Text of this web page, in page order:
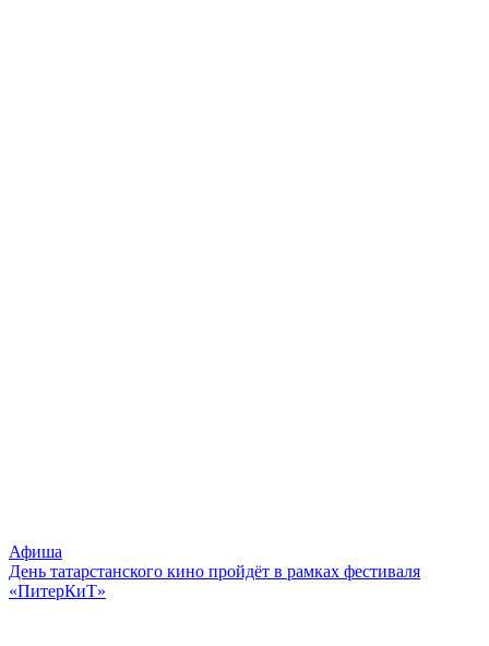
Афиша
День татарстанского кино пройдёт в рамках фестиваля
«ПитерКиТ»